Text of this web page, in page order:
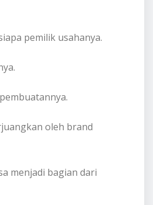
pemilik usahanya.
oleh brand
menjadi bagian dari